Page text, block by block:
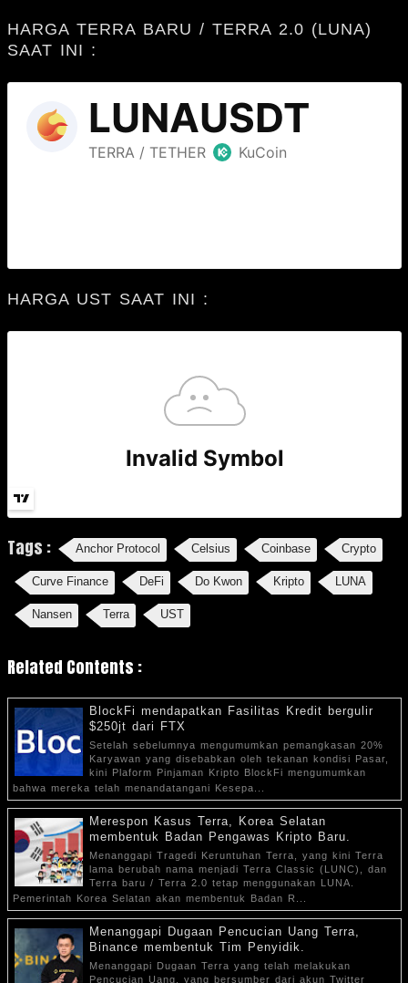
HARGA TERRA BARU / TERRA 2.0 (LUNA)
SAAT INI :
HARGA UST SAAT INI :
Tags : Anchor Protocol Celsius Coinbase Crypto
Curve Finance DeFi Do Kwon Kripto LUNA
Nansen Terra UST
Related Contents :
BlockFi mendapatkan Fasilitas Kredit bergulir
$250jt dari FTX
Setelah sebelumnya mengumumkan pemangkasan 20%
Karyawan yang disebabkan oleh tekanan kondisi Pasar,
kini Plaform Pinjaman Kripto BlockFi mengumumkan
bahwa mereka telah menandatangani Kesepa...
Merespon Kasus Terra, Korea Selatan
membentuk Badan Pengawas Kripto Baru.
Menanggapi Tragedi Keruntuhan Terra, yang kini Terra
lama berubah nama menjadi Terra Classic (LUNC), dan
Terra baru / Terra 2.0 tetap menggunakan LUNA.
Pemerintah Korea Selatan akan membentuk Badan R...
Menanggapi Dugaan Pencucian Uang Terra,
Binance membentuk Tim Penyidik.
Menanggapi Dugaan Terra yang telah melakukan
Pencucian Uang, yang bersumber dari akun Twitter